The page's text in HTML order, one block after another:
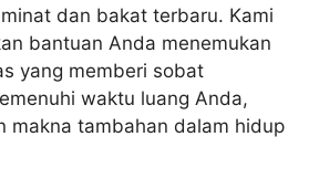
dan bakat terbaru. Kami
bantuan Anda menemukan
yang memberi sobat
waktu luang Anda,
makna tambahan dalam hidup